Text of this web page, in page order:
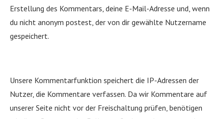
Erstellung des Kommentars, deine E-Mail-Adresse und, wenn
du nicht anonym postest, der von dir gewählte Nutzername
gespeichert.
Unsere Kommentarfunktion speichert die IP-Adressen der
Nutzer, die Kommentare verfassen. Da wir Kommentare auf
unserer Seite nicht vor der Freischaltung prüfen, benötigen